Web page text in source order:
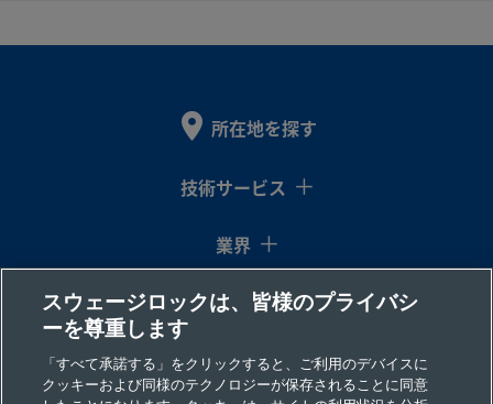
Stainless
チ
手
チ
Duplex
Stainless
イン
チ
チューブ継
手
2507-600-
1-6-SG2
Super
Duplex
Stainless
Steel
3/8
チ
Swagelok®
手
3/8
チ
所在地を探す
技術サービス
業界
コラム
リソース
スウェージロックは、皆様のプライバシ
ーを尊重します
「すべて承諾する」をクリックすると、ご利用のデバイスに
クッキーおよび同様のテクノロジーが保存されることに同意